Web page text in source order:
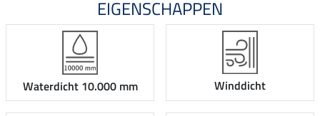
EIGENSCHAPPEN
Waterdicht 10.000 mm Winddicht